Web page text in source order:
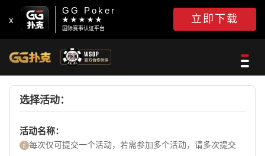
x
GG Poker
★ ★ ★ ★ ★
国际赛事认证平台
立即下载
选择活动：
活动名称：
每次仅可提交一个活动，若需参加多个活动，请多次提交